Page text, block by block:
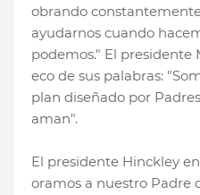
obrando
ayudarnos cuando
podemos." El presidente
eco de sus palabras:
plan diseñado por
aman".
El presidente Hinckley
oramos a nuestro Padre